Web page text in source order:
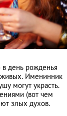
день рожденья
Именинник
могут украсть.
(вот чем
злых духов.